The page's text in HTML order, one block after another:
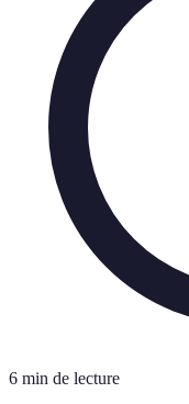
6 min de lecture